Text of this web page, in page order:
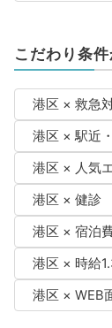
こだわり条
港区 × 救急
港区 × 駅近
港区 × 人気
港区 × 健診
港区 × 宿泊
港区 × 時給
港区 × WEB